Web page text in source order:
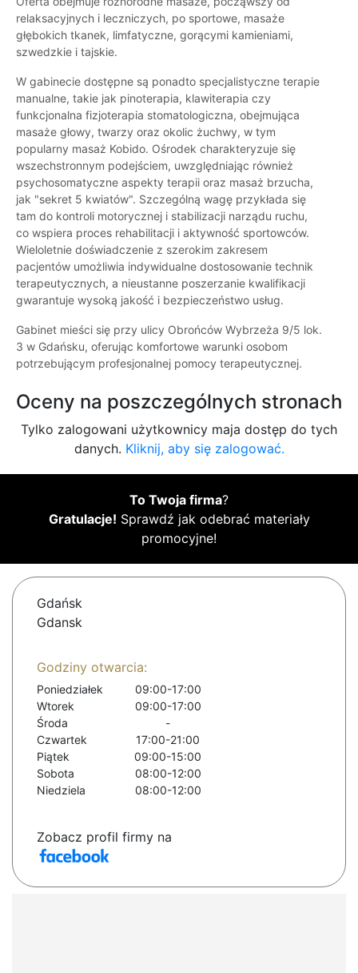
relaksacyjnych i leczniczych, po sportowe, masaże
głębokich tkanek, limfatyczne, gorącymi kamieniami,
szwedzkie i tajskie.
W gabinecie dostępne są ponadto specjalistyczne terapie
manualne, takie jak pinoterapia, klawiterapia czy
funkcjonalna fizjoterapia stomatologiczna, obejmująca
masaże głowy, twarzy oraz okolic żuchwy, w tym
popularny masaż Kobido. Ośrodek charakteryzuje się
wszechstronnym podejściem, uwzględniając również
psychosomatyczne aspekty terapii oraz masaż brzucha,
jak "sekret 5 kwiatów". Szczególną wagę przykłada się
tam do kontroli motorycznej i stabilizacji narządu ruchu,
co wspiera proces rehabilitacji i aktywność sportowców.
Wieloletnie doświadczenie z szerokim zakresem
pacjentów umożliwia indywidualne dostosowanie technik
terapeutycznych, a nieustanne poszerzanie kwalifikacji
gwarantuje wysoką jakość i bezpieczeństwo usług.
Gabinet mieści się przy ulicy Obrońców Wybrzeża 9/5 lok.
3 w Gdańsku, oferując komfortowe warunki osobom
potrzebującym profesjonalnej pomocy terapeutycznej.
Oceny na poszczególnych stronach
Tylko zalogowani użytkownicy maja dostęp do tych
danych. Kliknij, aby się zalogować.
To Twoja firma?
Gratulacje! Sprawdź jak odebrać materiały
promocyjne!
Gdańsk
Gdansk
Godziny otwarcia:
Poniedziałek
09:00-17:00
Wtorek
09:00-17:00
Środa
-
Czwartek
17:00-21:00
Piątek
09:00-15:00
Sobota
08:00-12:00
Niedziela
08:00-12:00
Zobacz profil firmy na